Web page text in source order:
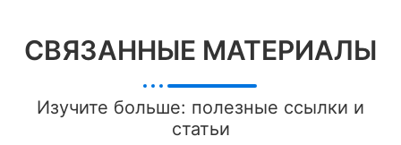
СВЯЗАННЫЕ МАТЕРИАЛЫ
Изучите больше: полезные ссылки и
статьи